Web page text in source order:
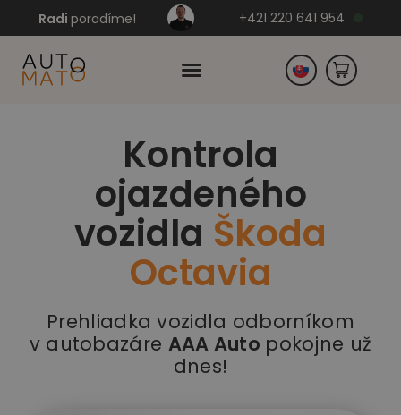
Radi poradíme! +421 220 641 954
Kontrola
ojazdeného
vozidla Škoda
Octavia
Prehliadka vozidla odborníkom
v autobazáre AAA Auto pokojne už
dnes!